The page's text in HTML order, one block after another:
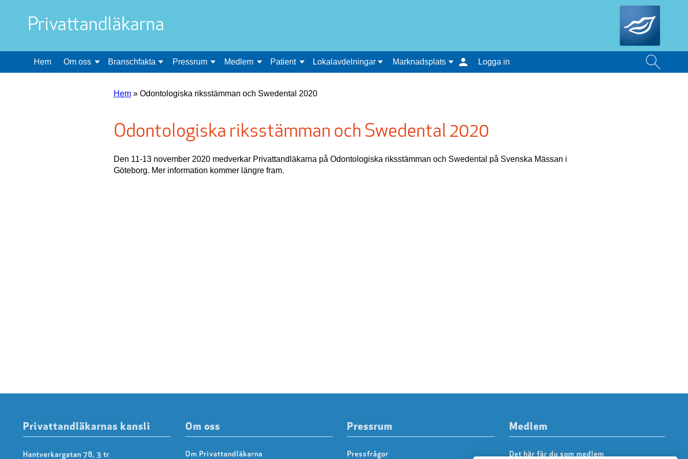
Privattandläkarna
Hem Om oss Branschfakta Pressrum Medlem Patient Lokalavdelningar Marknadsplats Logga in
Hem » Odontologiska riksstämman och Swedental 2020
Odontologiska riksstämman och Swedental 2020
Den 11-13 november 2020 medverkar Privattandläkarna på Odontologiska riksstämman och Swedental på Svenska Mässan i
Göteborg. Mer information kommer längre fram.
Privattandläkarnas kansli
Hantverkargatan 78, 3 tr
Om oss
Om Privattandläkarna
Pressrum
Pressfrågor
Medlem
Det här får du som medlem